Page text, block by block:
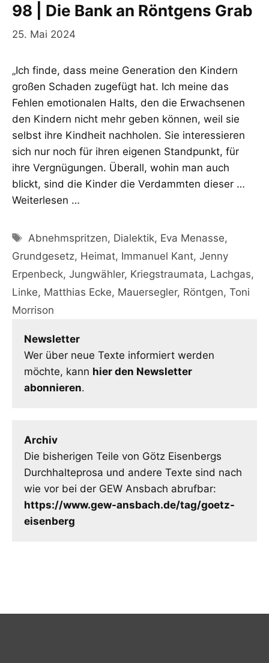
98 | Die Bank an Röntgens Grab
25. Mai 2024
„Ich finde, dass meine Generation den Kindern
großen Schaden zugefügt hat. Ich meine das
Fehlen emotionalen Halts, den die Erwachsenen
den Kindern nicht mehr geben können, weil sie
selbst ihre Kindheit nachholen. Sie interessieren
sich nur noch für ihren eigenen Standpunkt, für
ihre Vergnügungen. Überall, wohin man auch
blickt, sind die Kinder die Verdammten dieser …
Weiterlesen …
Schlagwörter
Abnehmspritzen, Dialektik, Eva Menasse,
Grundgesetz, Heimat, Immanuel Kant, Jenny
Erpenbeck, Jungwähler, Kriegstraumata, Lachgas,
Linke, Matthias Ecke, Mauersegler, Röntgen, Toni
Morrison
Newsletter
Wer über neue Texte informiert werden
möchte, kann hier den Newsletter
abonnieren.
Archiv
Die bisherigen Teile von Götz Eisenbergs
Durchhalteprosa und andere Texte sind nach
wie vor bei der GEW Ansbach abrufbar:
https://www.gew-ansbach.de/tag/goetz-
eisenberg